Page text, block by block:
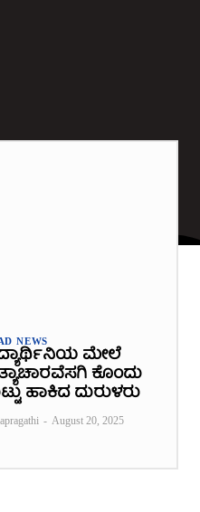
NEWS
ಮೇಲೆ
ಕೊಂದು
ಹಾಕಿದ ದುರುಳರು
- August 20, 2025